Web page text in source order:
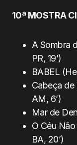
10ª MOSTRA
A Sombra
PR, 19’)
BABEL
Cabeça de
AM, 6’)
Mar de
O Céu
BA, 20’)